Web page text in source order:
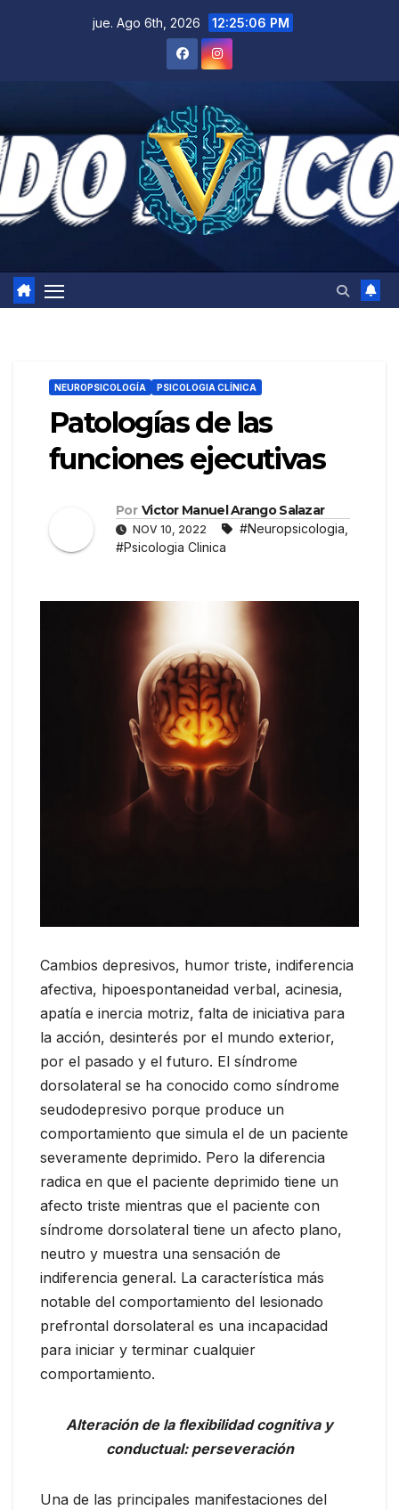
jue. Ago 6th, 2026 12:25:07 PM
NEUROPSICOLOGÍA PSICOLOGIA CLÍNICA
Patologías de las
funciones ejecutivas
Por Victor Manuel Arango Salazar
NOV 10, 2022 #Neuropsicologia
#Psicologia Clinica
Cambios depresivos, humor triste, indiferencia
afectiva, hipoespontaneidad verbal, acinesia,
apatía e inercia motriz, falta de iniciativa para
la acción, desinterés por el mundo exterior,
por el pasado y el futuro. El síndrome
dorsolateral se ha conocido como síndrome
seudodepresivo porque produce un
comportamiento que simula el de un paciente
severamente deprimido. Pero la diferencia
radica en que el paciente deprimido tiene un
afecto triste mientras que el paciente con
síndrome dorsolateral tiene un afecto plano,
neutro y muestra una sensación de
indiferencia general. La característica más
notable del comportamiento del lesionado
prefrontal dorsolateral es una incapacidad
para iniciar y terminar cualquier
comportamiento.
Alteración de la flexibilidad cognitiva y
conductual: perseveración
Una de las principales manifestaciones del